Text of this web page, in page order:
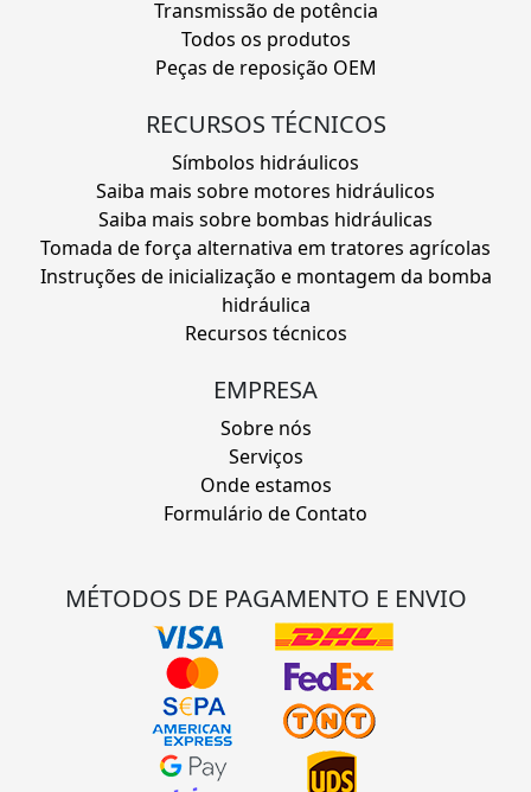
Transmissão de potência
Todos os produtos
Peças de reposição OEM
RECURSOS TÉCNICOS
Símbolos hidráulicos
Saiba mais sobre motores hidráulicos
Saiba mais sobre bombas hidráulicas
Tomada de força alternativa em tratores agrícolas
Instruções de inicialização e montagem da bomba
hidráulica
Recursos técnicos
EMPRESA
Sobre nós
Serviços
Onde estamos
Formulário de Contato
MÉTODOS DE PAGAMENTO E ENVIO